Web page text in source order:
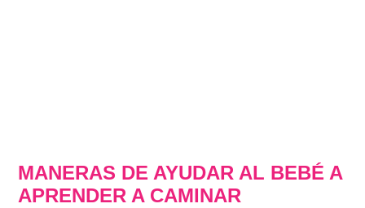
MANERAS DE AYUDAR AL BEBÉ A
APRENDER A CAMINAR